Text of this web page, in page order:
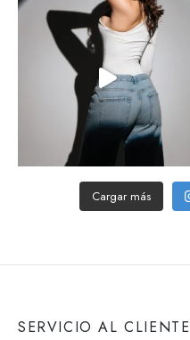
Cargar más
SERVICIO AL CLIENTE